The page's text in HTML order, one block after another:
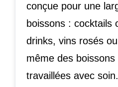
conçue pour une
boissons : cocktails
drinks, vins rosés
même des boissons
travaillées avec